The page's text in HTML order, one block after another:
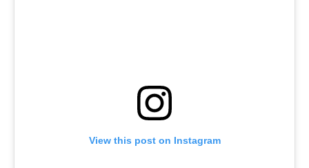
View this post on Instagram